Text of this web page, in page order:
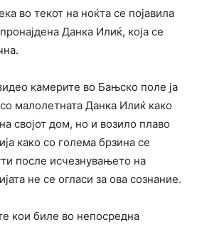
во текот на ноќта се појавила
Данка Илиќ, која се
камерите во Бањско поле ја
малолетната Данка Илиќ како
својот дом, но и возило плаво
како со голема брзина се
после исчезнувањето на
не се огласи за ова сознание.
кои биле во непосредна